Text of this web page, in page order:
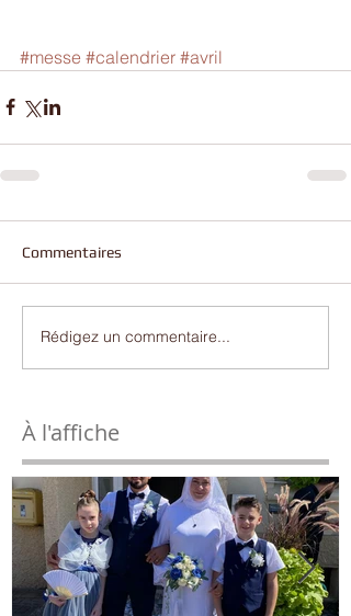
#messe #calendrier #avril
Commentaires
Rédigez un commentaire...
À l'affiche